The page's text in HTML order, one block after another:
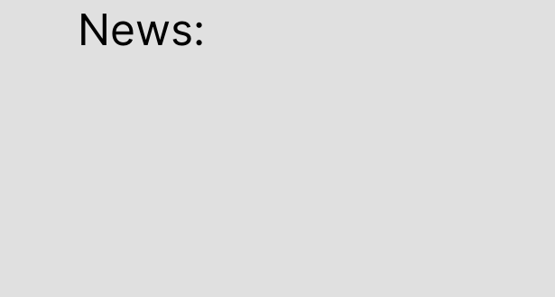
News: